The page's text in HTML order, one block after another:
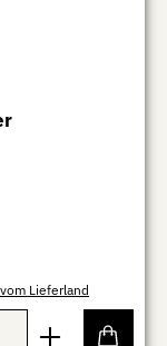
Lieferland
Wert ein